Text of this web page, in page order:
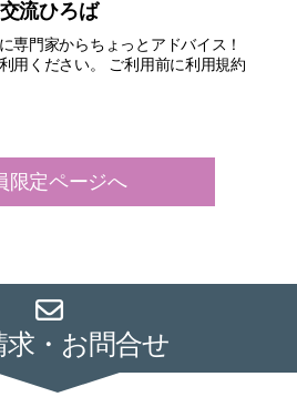
交流ひろば
専門家からちょっとアドバイス！
用ください。 ご利用前に利用規約
限定ページへ
求・お問合せ